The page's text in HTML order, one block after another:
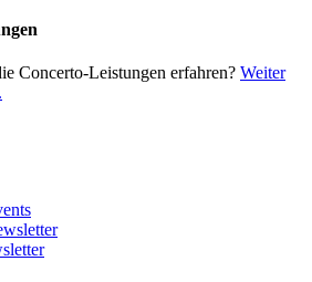
Concerto-Leistungen erfahren? Weiter